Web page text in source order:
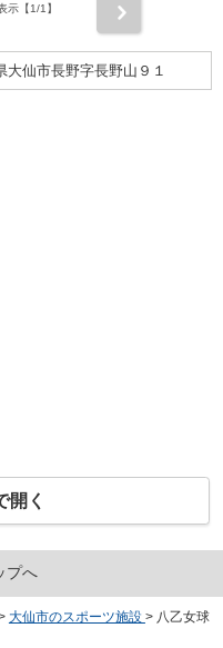
示【1/1】
大仙市長野字長野山９１
開く
プへ
大仙市のスポーツ施設 > 八乙女球